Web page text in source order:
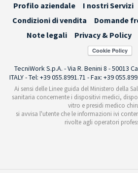
Profilo aziendale I nostri Servizi
Condizioni di vendita
Domande
Note legali
Privacy & Policy
TecniWork S.p.A. - Via R. Benini 8 - 50013
ITALY - Tel: +39 055.8991.71 - Fax: +39
Ai sensi delle Linee guida del Ministero della
sanitaria concernente i dispositivi medici,
vitro e presidi medico
si avvisa l'utente che le informazioni ivi
rivolte agli operatori